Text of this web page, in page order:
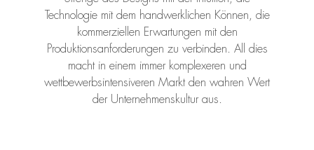
Technologie mit dem handwerklichen Können, die
kommerziellen Erwartungen mit den
Produktionsanforderungen zu verbinden. All dies
macht in einem immer komplexeren und
wettbewerbsintensiveren Markt den wahren Wert
der Unternehmenskultur aus.